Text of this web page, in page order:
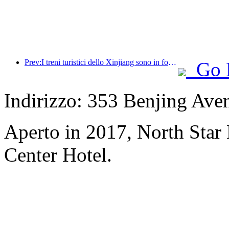
Prev:I treni turistici dello Xinjiang sono in forte espansione, dando impulso all'economia culturale e turistica
Go
Indirizzo: 353 Benjing
Aperto in 2017, North
Center Hotel.